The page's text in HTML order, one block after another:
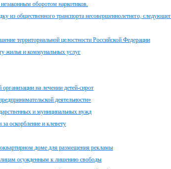
оборотом наркотиков.
из общественного транспорта несовершеннолетнего,
территориальной целостности Российской Федерации
жилья и коммунальных услуг
на лечении детей-сирот
деятельности»
и муниципальных нужд
оскорбление и клевету
доме для размещения рекламы
лицам осужденным к лишению свободы